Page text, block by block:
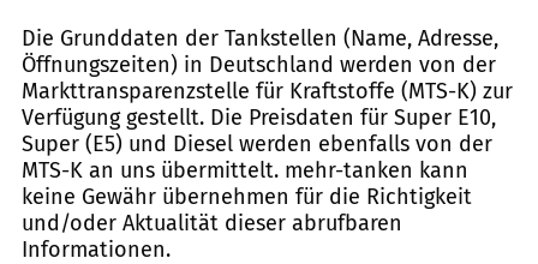
Die Grunddaten der Tankstellen (Name, Adresse,
Öffnungszeiten) in Deutschland werden von der
Markttransparenzstelle für Kraftstoffe (MTS-K) zur
Verfügung gestellt. Die Preisdaten für Super E10,
Super (E5) und Diesel werden ebenfalls von der
MTS-K an uns übermittelt. mehr-tanken kann
keine Gewähr übernehmen für die Richtigkeit
und/oder Aktualität dieser abrufbaren
Informationen.